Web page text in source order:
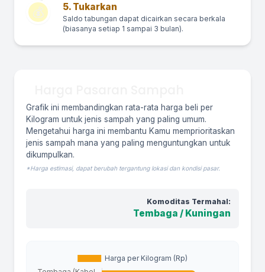
💰 5. Tukarkan
Saldo tabungan dapat dicairkan secara berkala
(biasanya setiap 1 sampai 3 bulan).
Grafik ini membandingkan rata-rata harga beli per
Kilogram untuk jenis sampah yang paling umum.
Mengetahui harga ini membantu Kamu memprioritaskan
jenis sampah mana yang paling menguntungkan untuk
dikumpulkan.
*Harga estimasi, dapat berubah tergantung lokasi dan kondisi pasar.
Komoditas Termahal:
Tembaga / Kuningan